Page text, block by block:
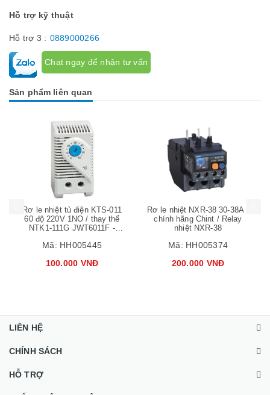
Hỗ trợ kỹ thuật
Hỗ trợ 3 : 0889000266
Chat ngay để nhận tư vấn
Sản phẩm liên quan
Rơ le nhiệt tủ điện KTS-011
60 độ 220V 1NO / thay thế
NTK1-111G JWT6011F -
Mã: HH005445
100.000 VNĐ
Rơ le nhiệt NXR-38 30-38A /
chính hãng Chint / Relay
nhiệt NXR-38
Mã: HH005374
200.000 VNĐ
LIÊN HỆ
CHÍNH SÁCH
HỖ TRỢ